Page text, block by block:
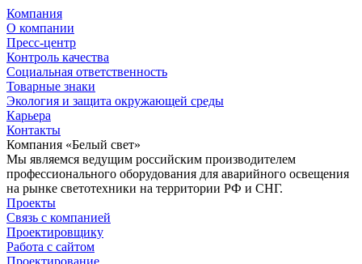
Компания
О компании
Пресс-центр
Контроль качества
Социальная ответственность
Товарные знаки
Экология и защита окружающей среды
Карьера
Контакты
Компания «Белый свет»
Мы являемся ведущим российским производителем
профессионального оборудования для аварийного освещения
на рынке светотехники на территории РФ и СНГ.
Проекты
Связь с компанией
Проектировщику
Работа с сайтом
Проектирование